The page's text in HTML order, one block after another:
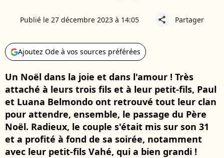
Publié le 27 décembre 2023 à 14:05 share Partager
Ajoutez Ode à vos sources préférées
Un Noël dans la joie et dans l'amour ! Très
attaché à leurs trois fils et à leur petit-fils, Paul
et Luana Belmondo ont retrouvé tout leur clan
pour attendre, ensemble, le passage du Père
Noël. Radieux, le couple s'était mis sur son 31
et a profité à fond de sa soirée, notamment
avec leur petit-fils Vahé, qui a bien grandi !